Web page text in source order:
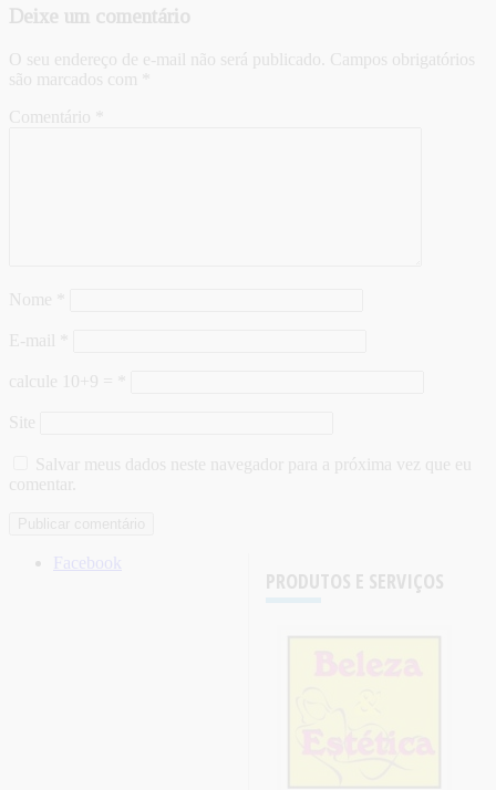
Deixe um comentário
O seu endereço de e-mail não será publicado. Campos obrigatórios
são marcados com
Comentário
Nome
E-mail
calcule 10+9 =
Site
Salvar meus dados neste navegador para a próxima vez que eu
comentar.
PRODUTOS E SERVIÇOS
Facebook